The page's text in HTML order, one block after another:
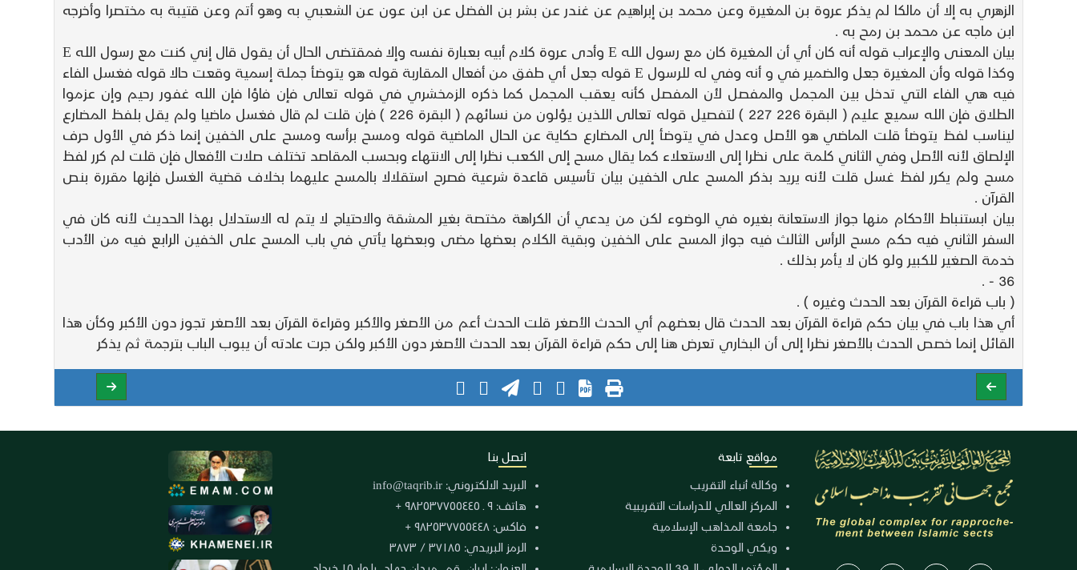
الزهري به إلا أن مالكا لم يذكر عروة بن المغيرة وعن محمد بن إبراهيم عن غندر عن بشر بن الفضل عن ابن عون عن الشعبي به وهو أتم وعن قتيبة به مختصرا وأخرجه
ابن ماجه عن محمد بن رمح به .
بيان المعنى والإعراب قوله أنه كان أي أن المغيرة كان مع رسول الله E وأدى عروة كلام أبيه بعبارة نفسه وإلا فمقتضى الحال أن يقول قال إني كنت مع رسول الله E
وكذا قوله وأن المغيرة جعل والضمير في و أنه وفي له للرسول E قوله جعل أي طفق من أفعال المقاربة قوله هو يتوضأ جملة إسمية وقعت حالا قوله فغسل الفاء
فيه هي الفاء التي تدخل بين المجمل والمفصل لأن المفصل كأنه يعقب المجمل كما ذكره الزمخشري في قوله تعالى فإن فاؤا فإن الله غفور رحيم وإن عزموا
الطلاق فإن الله سميع عليم ( البقرة 226 227 ) لتفصيل قوله تعالى اللذين يؤلون من نسائهم ( البقرة 226 ) فإن قلت لم قال فغسل ماضيا ولم يقل بلفظ المضارع
ليناسب لفظ يتوضأ قلت الماضي هو الأصل وعدل في يتوضأ إلى المضارع حكاية عن الحال الماضية قوله ومسح برأسه ومسح على الخفين إنما ذكر في الأول حرف
الإلصاق لأنه الأصل وفي الثاني كلمة على نظرا إلى الاستعلاء كما يقال مسح إلى الكعب نظرا إلى الانتهاء وبحسب المقاصد تختلف صلات الأفعال فإن قلت لم كرر لفظ
مسح ولم يكرر لفظ غسل قلت لأنه يريد بذكر المسح على الخفين بيان تأسيس قاعدة شرعية فصرح استقلالا بالمسح عليهما بخلاف قضية الغسل فإنها مقررة بنص
القرآن .
بيان ابستنباط الأحكام منها جواز الاستعانة بغيره في الوضوء لكن من يدعي أن الكراهة مختصة بغير المشقة والاحتياج لا يتم له الاستدلال بهذا الحديث لأنه كان في
السفر الثاني فيه حكم مسح الرأس الثالث فيه جواز المسح على الخفين وبقية الكلام بعضها مضى وبعضها يأتي في باب المسح على الخفين الرابع فيه من الأدب
خدمة الصغير للكبير ولو كان لا يأمر بذلك .
36 - .
( باب قراءة القرآن بعد الحدث وغيره ) .
أي هذا باب في بيان حكم قراءة القرآن بعد الحدث قال بعضهم أي الحدث الأصغر قلت الحدث أعم من الأصغر والأكبر وقراءة القرآن بعد الأصغر تجوز دون الأكبر وكأن هذا
القائل إنما خصص الحدث بالأصغر نظرا إلى أن البخاري تعرض هنا إلى حكم قراءة القرآن بعد الحدث الأصغر دون الأكبر ولكن جرت عادته أن يبوب الباب بترجمة ثم يذكر
مواقع تابعة
وكالة أنباء التقريب
المركز العالي للدراسات التقريبية
جامعة المذاهب الإسلامية
ويكي الوحدة
اتصل بنا
البريد الالكتروني: info@taqrib.ir
هاتف: ٩ ـ ٩٨٢٥٣٧٧٥٥٤٤٥ +
فاكس: ٩٨٢٥٣٧٧٥٥٤٤٨ +
الرمز البريدي: ٣٧١٨٥ / ٣٨٧٣